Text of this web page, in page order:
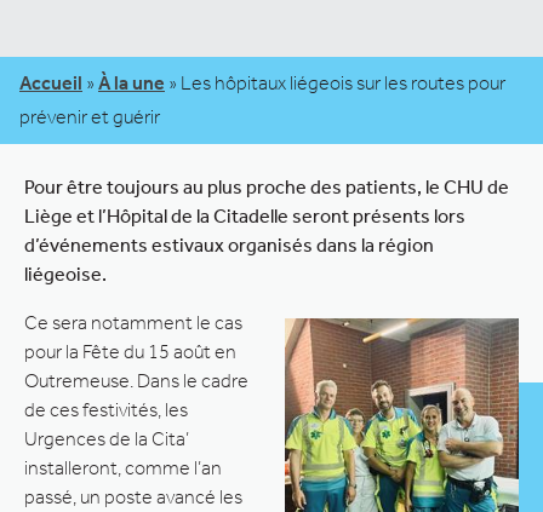
Accueil » À la une » Les hôpitaux liégeois sur les routes pour
prévenir et guérir
Pour être toujours au plus proche des patients, le CHU de
Liège et l’Hôpital de la Citadelle seront présents lors
d’événements estivaux organisés dans la région
liégeoise.
Ce sera notamment le cas
pour la Fête du 15 août en
Outremeuse. Dans le cadre
de ces festivités, les
Urgences de la Cita’
installeront, comme l’an
passé, un poste avancé les